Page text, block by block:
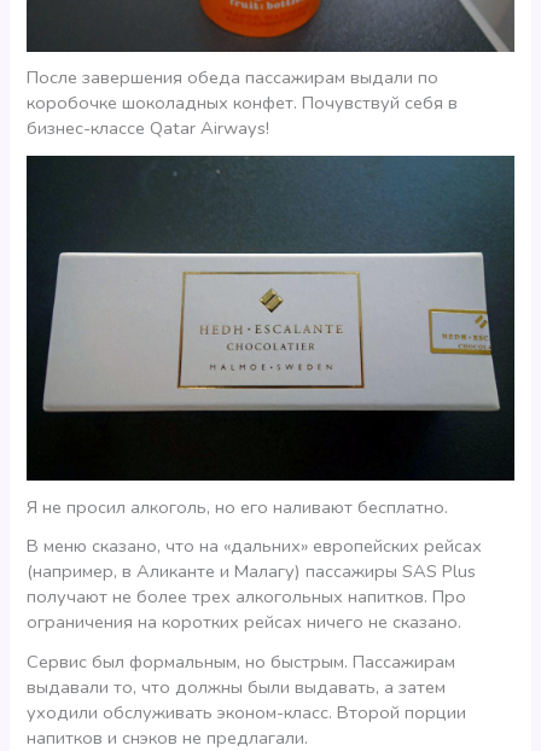
После завершения обеда пассажирам выдали по
коробочке шоколадных конфет. Почувствуй себя в
бизнес-классе Qatar Airways!
Я не просил алкоголь, но его наливают бесплатно.
В меню сказано, что на «дальних» европейских рейсах
(например, в Аликанте и Малагу) пассажиры SAS Plus
получают не более трех алкогольных напитков. Про
ограничения на коротких рейсах ничего не сказано.
Сервис был формальным, но быстрым. Пассажирам
выдавали то, что должны были выдавать, а затем
уходили обслуживать эконом-класс. Второй порции
напитков и снэков не предлагали.